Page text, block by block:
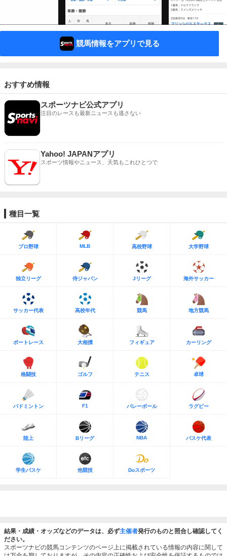
競馬情報をアプリで見る
おすすめ情報
スポーツナビ公式アプリ
注目のレースも最新ニュースも逃さない
Yahoo! JAPANアプリ
スポーツ情報やニュース、天気もこれひとつで
種目一覧
プロ野球 MLB 高校野球 大学野球
独立リーグ 侍ジャパン Jリーグ 海外サッカー
サッカー代表 高校年代 競馬 地方競馬
ボートレース 大相撲 フィギュア カーリング
格闘技 ゴルフ テニス 卓球
バドミントン F1 バレーボール ラグビー
陸上 Bリーグ NBA バスケ代表
学生バスケ 他競技 Doスポーツ
結果・成績・オッズなどのデータは、必ず主催者発行のものと照合し確認してく
ださい。
スポーツナビの競馬コンテンツのページ上に掲載されている情報の内容に関して